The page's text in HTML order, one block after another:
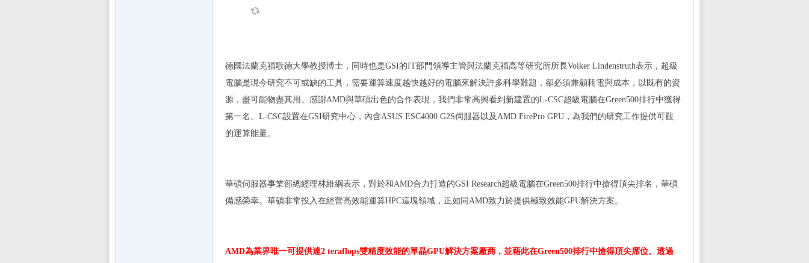
德國法蘭克福歌德大學教授博士，同時也是GSI的IT部門領導主管與法蘭克福高等研究所所長Volker Lindenstruth表示，超級
電腦是現今研究不可或缺的工具，需要運算速度越快越好的電腦來解決許多科學難題，卻必須兼顧耗電與成本，以既有的資
源，盡可能物盡其用。感謝AMD與華碩出色的合作表現，我們非常高興看到新建置的L-CSC超級電腦在Green500排行中獲得
第一名。 L-CSC設置在GSI研究中心，內含ASUS ESC4000 G2S伺服器以及AMD FirePro GPU ，為我們的研究工作提供可觀
的運算能量。
華碩伺服器事業部總經理林維綱表示，對於和AMD合力打造的GSI Research超級電腦在Green500排行中搶得頂尖排名，華碩
備感榮幸。華碩非常投入在經營高效能運算HPC這塊領域，正如同 AMD致力於提供極致效能GPU解決方案。
AMD為業界唯一可提供達2 teraflops雙精度效能的單晶GPU解決方案廠商，並藉此在Green500排行中搶得頂尖席位。透過